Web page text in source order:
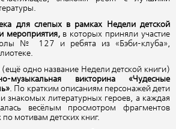
для слепых в рамках Недели детской
мероприятия, в которых приняли участие
№ 127 и ребята из «Бэби-клуба»,
одно название Недели детской книги)
музыкальная викторина «Чудесные
. По кратким описаниям персонажей дети
знакомых литературных героев, а каждая
весёлым просмотром фрагментов
мотивам детских книг.